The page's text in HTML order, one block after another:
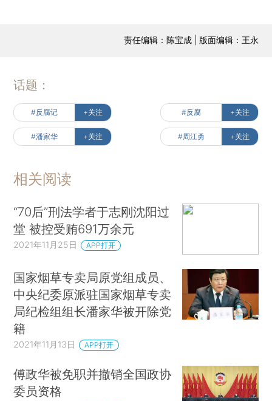
责任编辑：陈宝成 | 版面编辑：王永
话题：
#反腐记 +关注 #反腐 +关注
#潘家华 +关注 #周江勇 +关注
相关阅读
“70后”刑法学者于志刚沈阳过
堂 被控受贿691万余元
2021年11月25日 APP打开
国家烟草专卖局原党组成员、
中央纪委原派驻国家烟草专卖
局纪检组组长潘家华被开除党
籍
2021年11月13日 APP打开
傅政华被免职并撤销全国政协
委员资格